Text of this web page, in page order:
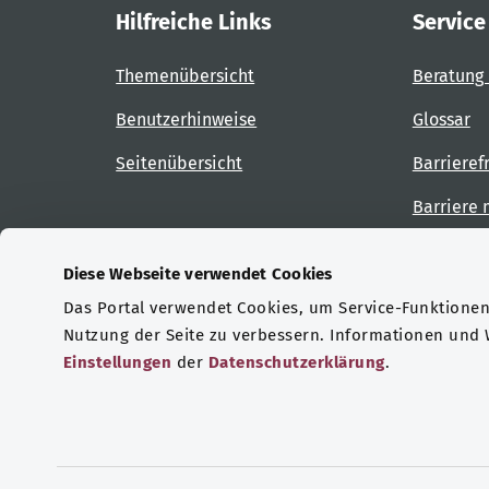
Diese Webseite verwendet Cookies
Das Portal verwendet Cookies, um Service-
Nutzung der Seite zu verbessern. Informationen
Einstellungen der Datenschutzerklärung.
Hilfreiche Links
Themenübersicht
Benutzerhinweise
Seitenübersicht
Service
Glossar
Barriere
Zertifizierungen